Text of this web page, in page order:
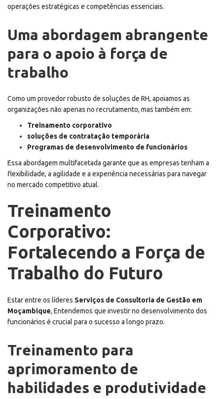
operações estratégicas e competências essenciais.
Uma abordagem abrangente
para o apoio à força de
trabalho
Como um provedor robusto de soluções de RH, apoiamos as
organizações não apenas no recrutamento, mas também em:
Treinamento corporativo
soluções de contratação temporária
Programas de desenvolvimento de funcionários
Essa abordagem multifacetada garante que as empresas tenham a
flexibilidade, a agilidade e a experiência necessárias para navegar
no mercado competitivo atual.
Treinamento
Corporativo:
Fortalecendo a Força de
Trabalho do Futuro
Estar entre os líderes Serviços de Consultoria de Gestão em
Moçambique, Entendemos que investir no desenvolvimento dos
funcionários é crucial para o sucesso a longo prazo.
Treinamento para
aprimoramento de
habilidades e produtividade